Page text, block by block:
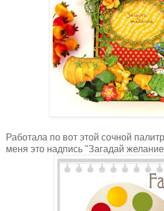
Работала по вот этой сочной
меня это надпись "Загадай